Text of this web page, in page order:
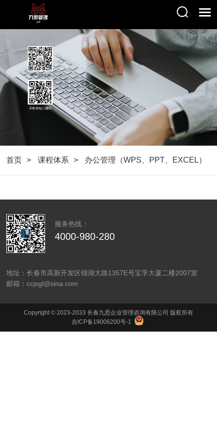
首页 课程体系 办公管理（WPS、PPT、EXCEL）
服务热线：
4000-980-280
地址：长春市高新开发区锦湖大路1357E号宝孚大厦二楼2007室
邮箱：ccjsgl@sina.com
Copyright © 2023-2033 长春九思企业管理咨询有限公司 版权所有
吉ICP备19006200号-1